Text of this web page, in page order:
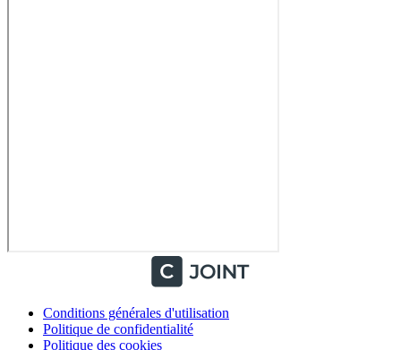
Conditions générales d'utilisation
Politique de confidentialité
Politique des cookies